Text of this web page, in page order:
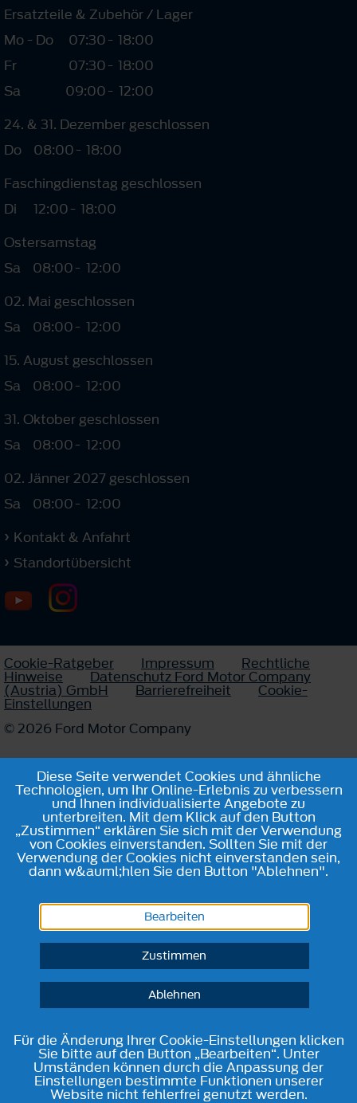
Ersatzteile & Zubehör / Lager
Mo - Do
07:30- 18:00
Fr
07:30- 18:00
Sa
09:00- 12:00
24. & 31. Dezember geschlossen
Do
08:00- 18:00
Faschingdienstag geschlossen
Di
12:00- 18:00
Ostersamstag
Sa
08:00- 12:00
02. Mai geschlossen
Sa
08:00- 12:00
15. August geschlossen
Sa
08:00- 12:00
31. Oktober geschlossen
Sa
08:00- 12:00
02. Jänner 2027 geschlossen
Sa
08:00- 12:00
Kontakt & Anfahrt
Standortübersicht
Cookie-Ratgeber Impressum Rechtliche
Hinweise Datenschutz Ford Motor Company
(Austria) GmbH Barrierefreiheit Cookie-
Einstellungen
© 2026 Ford Motor Company
Diese Seite verwendet Cookies und ähnliche
Technologien, um Ihr Online-Erlebnis zu verbessern
und Ihnen individualisierte Angebote zu
unterbreiten. Mit dem Klick auf den Button
„Zustimmen“ erklären Sie sich mit der Verwendung
von Cookies einverstanden. Sollten Sie mit der
Verwendung der Cookies nicht einverstanden sein,
dann w&auml;hlen Sie den Button "Ablehnen".
Bearbeiten
Zustimmen
Ablehnen
Für die Änderung Ihrer Cookie-Einstellungen klicken
Sie bitte auf den Button „Bearbeiten“. Unter
Umständen können durch die Anpassung der
Einstellungen bestimmte Funktionen unserer
Website nicht fehlerfrei genutzt werden.